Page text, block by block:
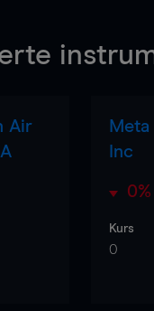
Air
Inc
0%
Kurs
0